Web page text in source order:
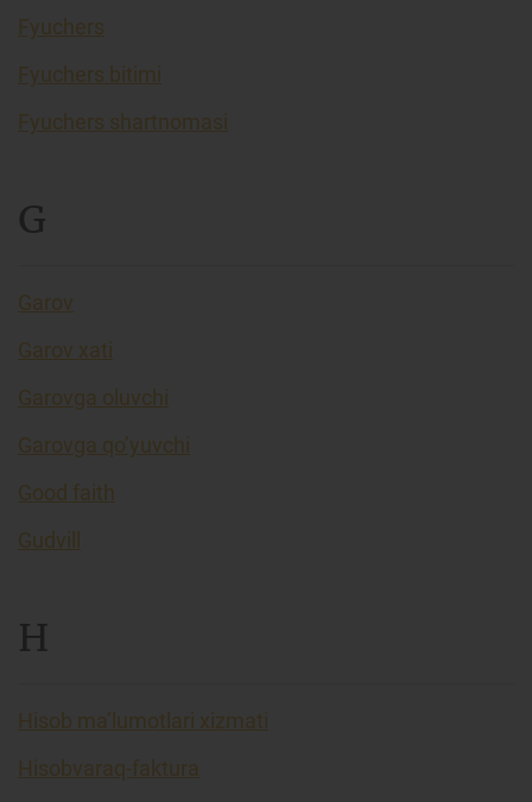
Fyuchers
Fyuchers bitimi
Fyuchers shartnomasi
G
Garov
Garov xati
Garovga oluvchi
Garovga qo’yuvchi
Good faith
Gudvill
H
Hisob ma’lumotlari xizmati
Hisobvaraq-faktura